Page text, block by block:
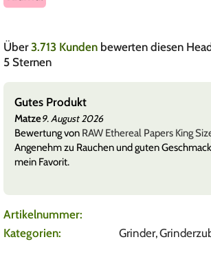
Über3.713 Kunden bewerten diesen
5 Sternen
Ordentlicher Glasfilter
Matze8. August 2026
Bewertung von Medusafilters Twisted
Bei einem Durchmesser von 11mm hat
schönen Sog und dient sich gut zum bauen
Artikelnummer:
Kategorien:
Grinder,